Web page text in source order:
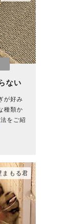
ない
が好み
種類か
をご紹
まもる君